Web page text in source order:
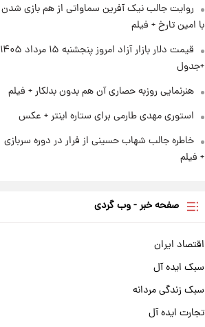
روایت جالب نیک آفرین سماواتی از هم بازی شدن
با امین تارخ + فیلم
قیمت دلار بازار آزاد امروز پنجشنبه ۱۵ مرداد ۱۴۰۵
+جدول
هنرنمایی روزبه حصاری آن هم بدون بدلکار + فیلم
استوری مهدی طارمی برای ستاره اینتر + عکس
خاطره جالب شهاب حسینی از فرار در دوره سربازی
+ فیلم
صفحه خبر - وب گردی
اقتصاد ایران
سبک ایده آل
سبک زندگی مردانه
تجارت ایده آل